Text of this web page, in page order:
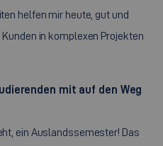
helfen mir heute, gut und
in komplexen Projekten
mit auf den Weg
ein Auslandssemester! Das